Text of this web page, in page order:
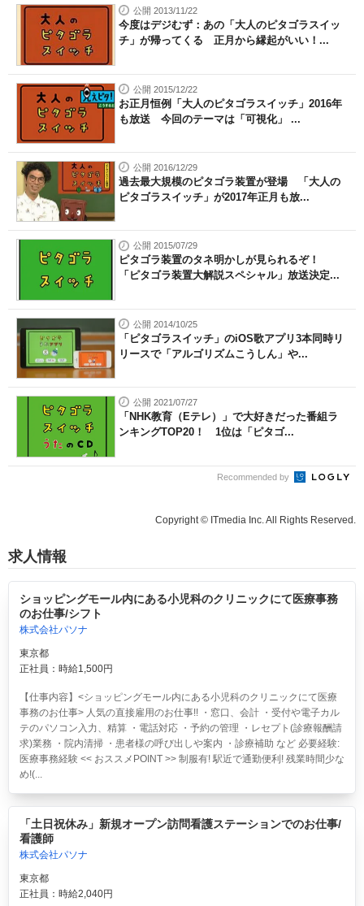
公開 2013/11/22
今度はデジむず：あの「大人のピタゴラスイッ
チ」が帰ってくる 正月から縁起がいい！...
公開 2015/12/22
お正月恒例「大人のピタゴラスイッチ」2016年
も放送 今回のテーマは「可視化」 ...
公開 2016/12/29
過去最大規模のピタゴラ装置が登場 「大人の
ピタゴラスイッチ」が2017年正月も放...
公開 2015/07/29
ピタゴラ装置のタネ明かしが見られるぞ！
「ピタゴラ装置大解説スペシャル」放送決定...
公開 2014/10/25
「ピタゴラスイッチ」のiOS歌アプリ3本同時リ
リースで「アルゴリズムこうしん」や...
公開 2021/07/27
「NHK教育（Eテレ）」で大好きだった番組ラ
ンキングTOP20！ 1位は「ピタゴ...
Recommended by
Copyright © ITmedia Inc. All Rights Reserved.
求人情報
ショッピングモール内にある小児科のクリニックにて医療事務
のお仕事/シフト
株式会社パソナ
東京都
正社員：時給1,500円
【仕事内容】<ショッピングモール内にある小児科のクリニックにて医療
事務のお仕事> 人気の直接雇用のお仕事!! ・窓口、会計 ・受付や電子カル
テのパソコン入力、精算 ・電話対応 ・予約の管理 ・レセプト(診療報酬請
求)業務 ・院内清掃 ・患者様の呼び出しや案内 ・診療補助 など 必要経験:
医療事務経験 << おススメPOINT >> 制服有! 駅近で通勤便利! 残業時間少な
め!(...
「土日祝休み」新規オープン訪問看護ステーションでのお仕事/
看護師
株式会社パソナ
東京都
正社員：時給2,040円